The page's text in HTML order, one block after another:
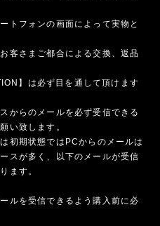
トフォンの画面によって実物と
客さまご都合による交換、返品
】は必ず目を通して頂けます
からのメールを必ず受信できる
い致します。
初期状態ではPCからのメールは
スが多く、以下のメールが受信
ます。
ルを受信できるよう購入前に必